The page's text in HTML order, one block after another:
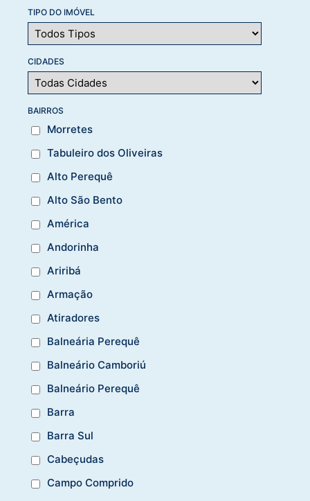
TIPO DO IMÓVEL
CIDADES
BAIRROS
Morretes
Tabuleiro dos Oliveiras
Alto Perequê
Alto São Bento
América
Andorinha
Ariribá
Armação
Atiradores
Balneária Perequê
Balneário Camboriú
Balneário Perequê
Barra
Barra Sul
Cabeçudas
Campo Comprido